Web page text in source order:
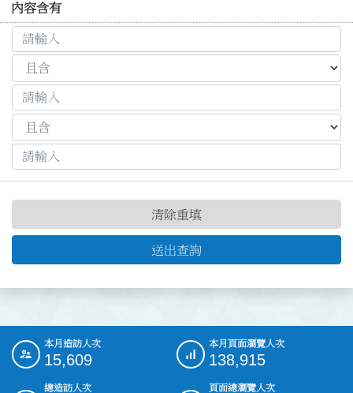
內容含有
送出查詢
清除重填
::: 本月造訪人次
15,609
本月頁面瀏覽人次
138,915
總造訪人次
頁面總瀏覽人次